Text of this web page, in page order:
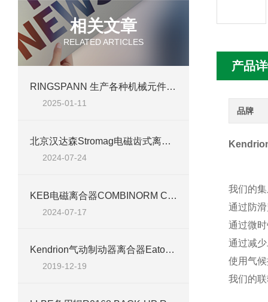
AC-motoren交流电机FCA 132S-4/
AC-motoren交流电机ACM 160M-4参
AC-MOTOREN电机FCPA 71B-2参数
相关文章
RELATED ARTICLES
RINGSPANN 生产各种机械元件，如联轴器、制动器、离合器和轴承
2025-01-11
北京汉达森Stromag电磁齿式离合器 EZA 600（特制）技术介绍
2024-07-24
KEB电磁离合器COMBINORM C 技术介绍
2024-07-17
Kendrion气动制动器离合器EatonAirflex分类
2019-12-19
产品
品牌
我们的
通过防
通过微
通过减
使用气
我们的